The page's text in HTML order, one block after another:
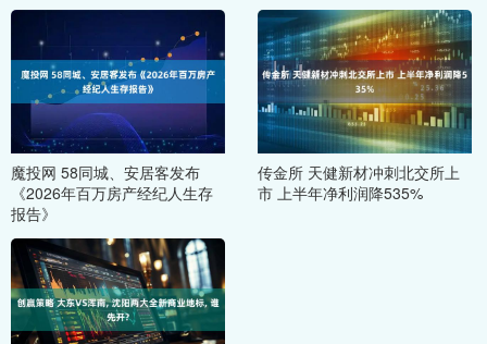
魔投网 58同城、安居客发布
《2026年百万房产经纪人生存
报告》
传金所 天健新材冲刺北交所上
市 上半年净利润降535%